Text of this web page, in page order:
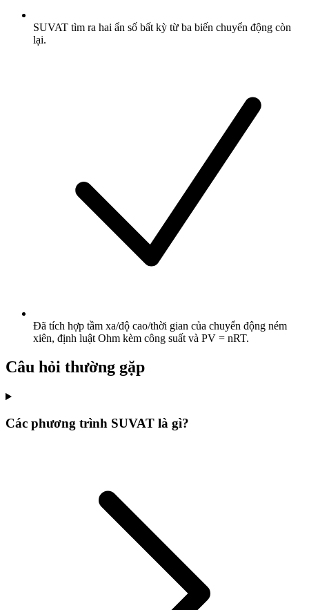
SUVAT tìm ra hai ẩn số bất kỳ từ ba biến chuyển động còn
lại.
Đã tích hợp tầm xa/độ cao/thời gian của chuyển động ném
xiên, định luật Ohm kèm công suất và PV = nRT.
Câu hỏi thường gặp
Các phương trình SUVAT là gì?